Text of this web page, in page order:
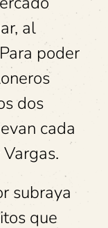
al
poder
dos
cada
subraya
que